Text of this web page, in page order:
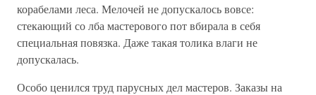
корабелами леса. Мелочей не допускалось вовсе:
стекающий со лба мастерового пот вбирала в себя
специальная повязка. Даже такая толика влаги не
допускалась.
Особо ценился труд парусных дел мастеров. Заказы на